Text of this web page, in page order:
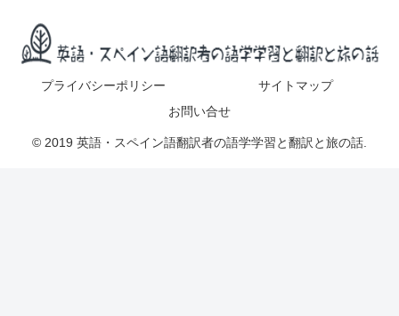
プライバシーポリシー
サイトマップ
お問い合せ
© 2019 英語・スペイン語翻訳者の語学学習と翻訳と旅の話.